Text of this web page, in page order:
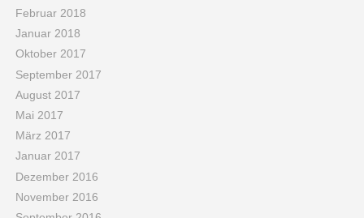
Februar 2018
Januar 2018
Oktober 2017
September 2017
August 2017
Mai 2017
März 2017
Januar 2017
Dezember 2016
November 2016